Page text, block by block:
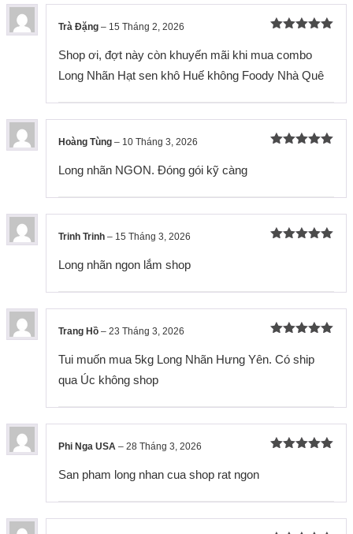
hạng55
Trà Đặng – 15 Tháng 2, 2026
Shop ơi, đợt này còn khuyến mãi khi mua combo
Long Nhãn Hạt sen khô Huế không Foody Nhà Quê
Hoàng Tùng – 10 Tháng 3, 2026
Long nhãn NGON. Đóng gói kỹ càng
Trinh Trinh – 15 Tháng 3, 2026
Long nhãn ngon lắm shop
hạng55
Trang Hồ – 23 Tháng 3, 2026
Tui muốn mua 5kg Long Nhãn Hưng Yên. Có ship
qua Úc không shop
Phi Nga USA – 28 Tháng 3, 2026
San pham long nhan cua shop rat ngon